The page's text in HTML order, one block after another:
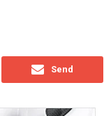
Send